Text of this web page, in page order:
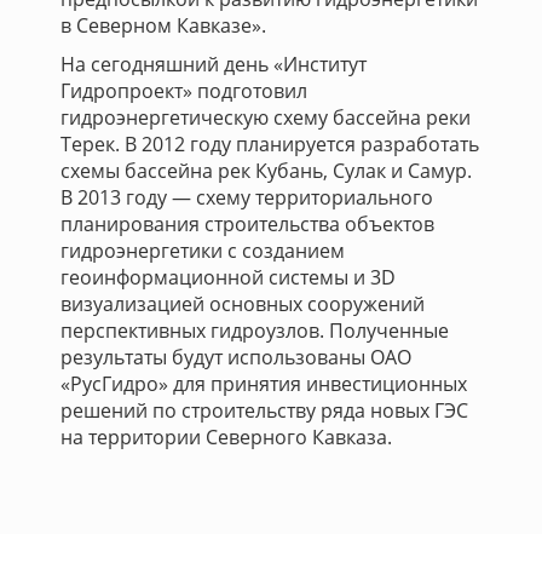
в Северном Кавказе».
На сегодняшний день «Институт
Гидропроект» подготовил
гидроэнергетическую схему бассейна реки
Терек. В 2012 году планируется разработать
схемы бассейна рек Кубань, Сулак и Самур.
В 2013 году — схему территориального
планирования строительства объектов
гидроэнергетики с созданием
геоинформационной системы и 3D
визуализацией основных сооружений
перспективных гидроузлов. Полученные
результаты будут использованы ОАО
«РусГидро» для принятия инвестиционных
решений по строительству ряда новых ГЭС
на территории Северного Кавказа.